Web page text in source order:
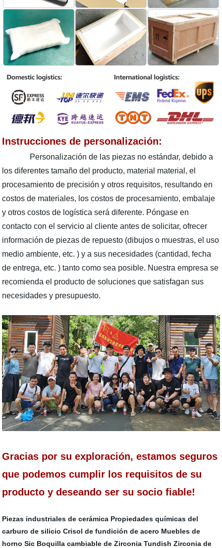
Instrucciones de personalización:
Personalización de las piezas no estándar, debido a
los diferentes tamaño del producto, material material, el
procesamiento de precisión y otros requisitos, resultando en
costos de materiales, los costos de procesamiento, embalaje
y otros costos de logística será diferente. Póngase en
contacto con el servicio al cliente antes de solicitar, ofrecer
información de piezas de repuesto (dibujos o muestras, el uso
medio ambiente, etc. ) y a sus necesidades (cantidad, fecha
de entrega, etc. ) tanto como sea posible. Nuestra empresa se
recomienda el producto de soluciones que satisfagan sus
necesidades y presupuesto.
Gracias por su exploración, estamos seguros
que podemos cumplir los requisitos de su
producto y deseando ser su socio fiable!
Piezas industriales de cerámica Propiedades químicas del
carburo de silicio Crisol de fundición de acero Muebles de
horno Sic Boquilla cambiable de Zirconia Tundish Zirconia de